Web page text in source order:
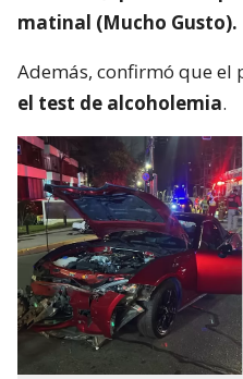
matinal (Mucho
Además, confirmó que el
el test de alcoholemia.